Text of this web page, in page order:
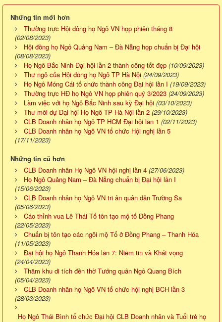
Những tin mới hơn
Thường trực Hội đông họ Ngô VN họp phiên tháng 8
(02/08/2023)
Hội đồng họ Ngô Quảng Nam – Đà Nẵng họp chuẩn bị Đại hội
(08/08/2023)
Họ Ngô Bắc Ninh Đại hội lần 2 thành công tốt đẹp (10/09/2023)
Thư ngỏ của Hội đồng họ Ngô TP Hà Nội (24/09/2023)
Họ Ngô Móng Cái tổ chức thành công Đại hội lần I (19/09/2023)
Thường trực HĐ họ Ngô VN họp phiên quý 3/2023 (24/09/2023)
Làm việc với họ Ngô Bắc Ninh sau kỳ Đại hội (03/10/2023)
Thư mời dự Đại hội Họ Ngô TP Hà Nội lần 2 (29/10/2023)
CLB Doanh nhân họ Ngô TP HCM Đại hội lần 1 (02/11/2023)
CLB Doanh nhân họ Ngô VN tổ chức Hội nghị lần 5
(17/11/2023)
Những tin cũ hơn
CLB Doanh nhân Họ Ngô VN hội nghị lần 4 (27/06/2023)
Họ Ngô Quảng Nam – Đà Nẵng chuẩn bị Đại hội lần I
(15/06/2023)
CLB Doanh nhân họ Ngô VN tri ân quân dân Trường Sa
(05/06/2023)
Cáo thỉnh vua Lê Thái Tổ tôn tạo mộ tổ Đồng Phang
(22/05/2023)
Chuẩn bị tôn tạo các ngôi mộ Tổ ở Đồng Phang – Thanh Hóa
(11/05/2023)
Đại hội họ Ngô Thanh Hóa lần 7: Niềm tin và Khát vọng
(24/04/2023)
Thăm khu di tích đền thờ Tướng quân Ngô Quang Bích
(05/04/2023)
CLB Doanh nhân họ Ngô VN tổ chức hội nghị BCH lần 3
(28/03/2023)
Họ Ngô Thái Bình tổ chức Đại hội CLB Doanh nhân và Tuổi trẻ họ